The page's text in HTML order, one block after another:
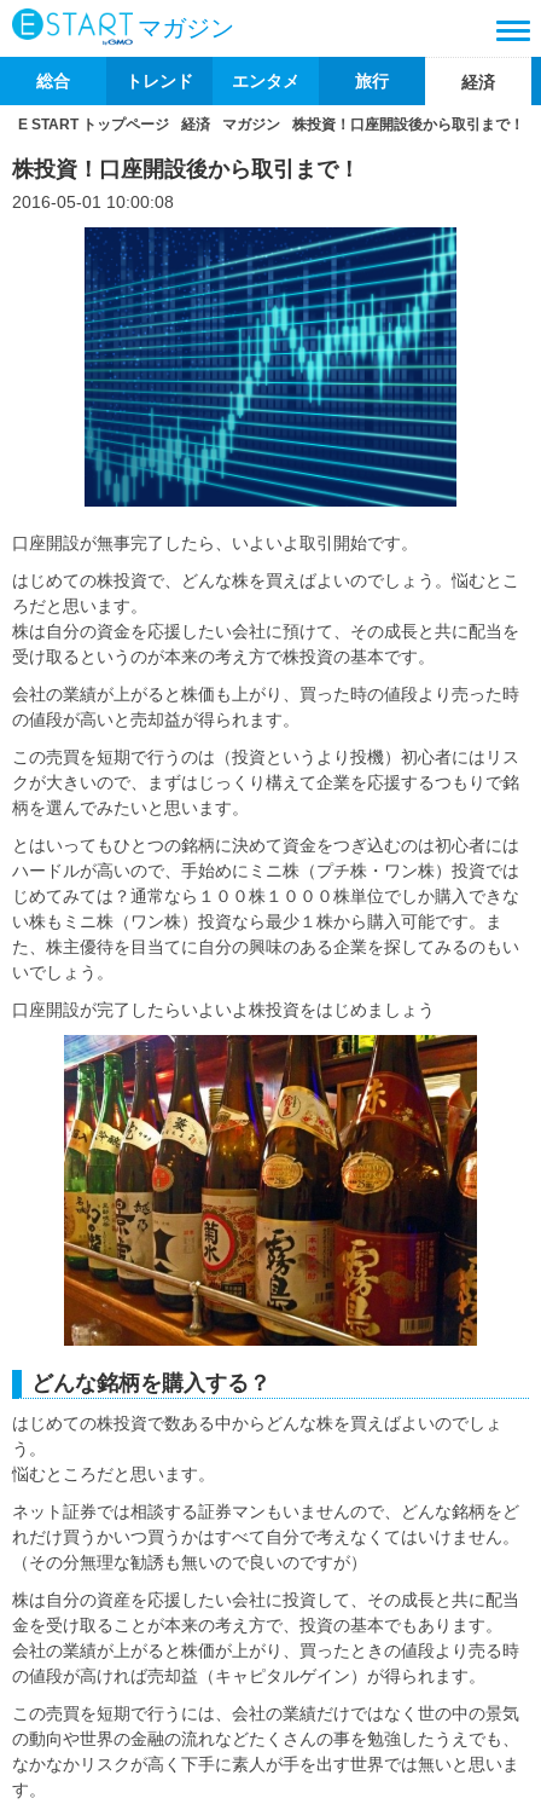
マガジン
総合 トレンド エンタメ 旅行 経済
E START トップページ 経済 マガジン 株投資！口座開設後から取引まで！
株投資！口座開設後から取引まで！
2016-05-01 10:00:08
口座開設が無事完了したら、いよいよ取引開始です。
はじめての株投資で、どんな株を買えばよいのでしょう。悩むとこ
ろだと思います。
株は自分の資金を応援したい会社に預けて、その成長と共に配当を
受け取るというのが本来の考え方で株投資の基本です。
会社の業績が上がると株価も上がり、買った時の値段より売った時
の値段が高いと売却益が得られます。
この売買を短期で行うのは（投資というより投機）初心者にはリス
クが大きいので、まずはじっくり構えて企業を応援するつもりで銘
柄を選んでみたいと思います。
とはいってもひとつの銘柄に決めて資金をつぎ込むのは初心者には
ハードルが高いので、手始めにミニ株（プチ株・ワン株）投資では
じめてみては？通常なら１００株１０００株単位でしか購入できな
い株もミニ株（ワン株）投資なら最少１株から購入可能です。ま
た、株主優待を目当てに自分の興味のある企業を探してみるのもい
いでしょう。
口座開設が完了したらいよいよ株投資をはじめましょう
どんな銘柄を購入する？
はじめての株投資で数ある中からどんな株を買えばよいのでしょ
う。
悩むところだと思います。
ネット証券では相談する証券マンもいませんので、どんな銘柄をど
れだけ買うかいつ買うかはすべて自分で考えなくてはいけません。
（その分無理な勧誘も無いので良いのですが）
株は自分の資産を応援したい会社に投資して、その成長と共に配当
金を受け取ることが本来の考え方で、投資の基本でもあります。
会社の業績が上がると株価が上がり、買ったときの値段より売る時
の値段が高ければ売却益（キャピタルゲイン）が得られます。
この売買を短期で行うには、会社の業績だけではなく世の中の景気
の動向や世界の金融の流れなどたくさんの事を勉強したうえでも、
なかなかリスクが高く下手に素人が手を出す世界では無いと思いま
す。